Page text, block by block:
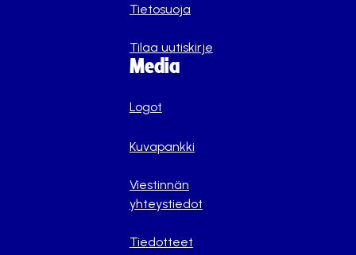
Tietosuoja
Tilaa uutiskirje
Media
Logot
Kuvapankki
Viestinnän
yhteystiedot
Tiedotteet